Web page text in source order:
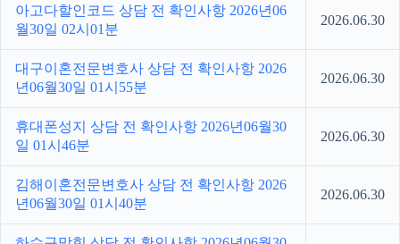
아고다할인코드 상담 전 확인사항 2026년06
월30일 02시01분
2026.06.30
대구이혼전문변호사 상담 전 확인사항 2026
년06월30일 01시55분
2026.06.30
휴대폰성지 상담 전 확인사항 2026년06월30
일 01시46분
2026.06.30
김해이혼전문변호사 상담 전 확인사항 2026
년06월30일 01시40분
2026.06.30